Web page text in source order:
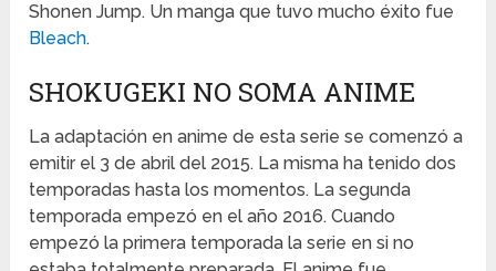
Shonen Jump. Un manga que tuvo mucho éxito fue
Bleach.
SHOKUGEKI NO SOMA ANIME
La adaptación en anime de esta serie se comenzó a
emitir el 3 de abril del 2015. La misma ha tenido dos
temporadas hasta los momentos. La segunda
temporada empezó en el año 2016. Cuando
empezó la primera temporada la serie en si no